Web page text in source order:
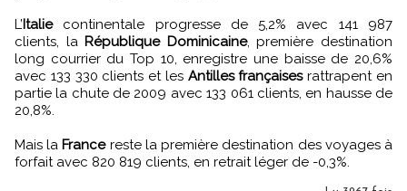
L’ Italiecontinentale progresse de 5,2% avec 141 987
clients, la République Dominicaine, première destination
long courrier du Top 10, enregistre une baisse de 20,6%
avec 133 330 clients et les Antilles françaisesrattrapent en
partie la chute de 2009 avec 133 061 clients, en hausse de
20,8%.
Mais la Francereste la première destination des voyages à
forfait avec 820 819 clients, en retrait léger de -0,3%.